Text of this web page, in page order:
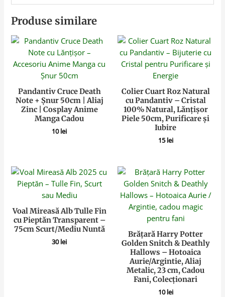
Produse similare
Pandantiv Cruce Death
Note + Șnur 50cm | Aliaj
Zinc | Cosplay Anime
Manga Cadou
10lei
Colier Cuart Roz Natural
cu Pandantiv – Cristal
100% Natural, Lănțișor
Piele 50cm, Purificare și
Iubire
15lei
Voal Mireasă Alb Tulle Fin
cu Pieptăn Transparent –
75cm Scurt/Mediu Nuntă
30lei
Brățară Harry Potter
Golden Snitch & Deathly
Hallows – Hotoaica
Aurie/Argintie, Aliaj
Metalic, 23 cm, Cadou
Fani, Colecționari
10lei